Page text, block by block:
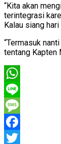
“Kita akan
terintegrasi
Kalau siang
“Termasuk
tentang Kapten
WhatsApp
Line
Message
Facebook